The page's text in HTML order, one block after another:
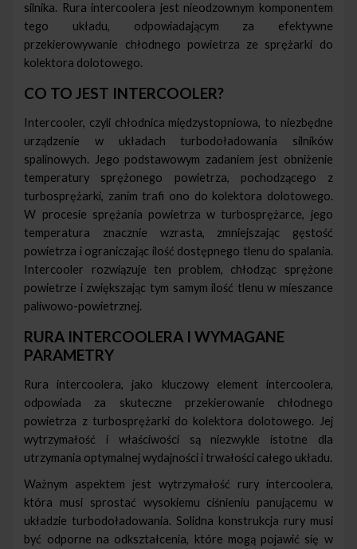
silnika. Rura intercoolera jest nieodzownym komponentem
tego układu, odpowiadającym za efektywne
przekierowywanie chłodnego powietrza ze sprężarki do
kolektora dolotowego.
CO TO JEST INTERCOOLER?
Intercooler, czyli chłodnica międzystopniowa, to niezbędne
urządzenie w układach turbodoładowania silników
spalinowych. Jego podstawowym zadaniem jest obniżenie
temperatury sprężonego powietrza, pochodzącego z
turbosprężarki, zanim trafi ono do kolektora dolotowego.
W procesie sprężania powietrza w turbosprężarce, jego
temperatura znacznie wzrasta, zmniejszając gęstość
powietrza i ograniczając ilość dostępnego tlenu do spalania.
Intercooler rozwiązuje ten problem, chłodząc sprężone
powietrze i zwiększając tym samym ilość tlenu w mieszance
paliwowo-powietrznej.
RURA INTERCOOLERA I WYMAGANE
PARAMETRY
Rura intercoolera, jako kluczowy element intercoolera,
odpowiada za skuteczne przekierowanie chłodnego
powietrza z turbosprężarki do kolektora dolotowego. Jej
wytrzymałość i właściwości są niezwykle istotne dla
utrzymania optymalnej wydajności i trwałości całego układu.
Ważnym aspektem jest wytrzymałość rury intercoolera,
która musi sprostać wysokiemu ciśnieniu panującemu w
układzie turbodoładowania. Solidna konstrukcja rury musi
być odporne na odkształcenia, które mogą pojawić się w